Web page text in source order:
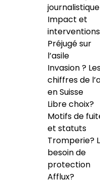
journalistique
Impact et
interventions
Préjugé sur
l’asile
Invasion ?
chiffres de
en Suisse
Libre choix?
Motifs de
et statuts
Tromperie?
besoin de
protection
Afflux?